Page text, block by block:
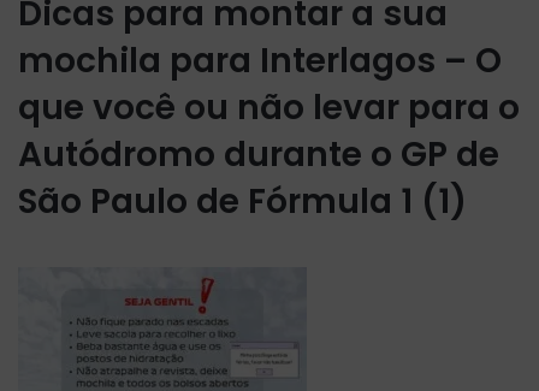
Dicas para montar a sua
mochila para Interlagos – O
que você ou não levar para o
Autódromo durante o GP de
São Paulo de Fórmula 1 (1)